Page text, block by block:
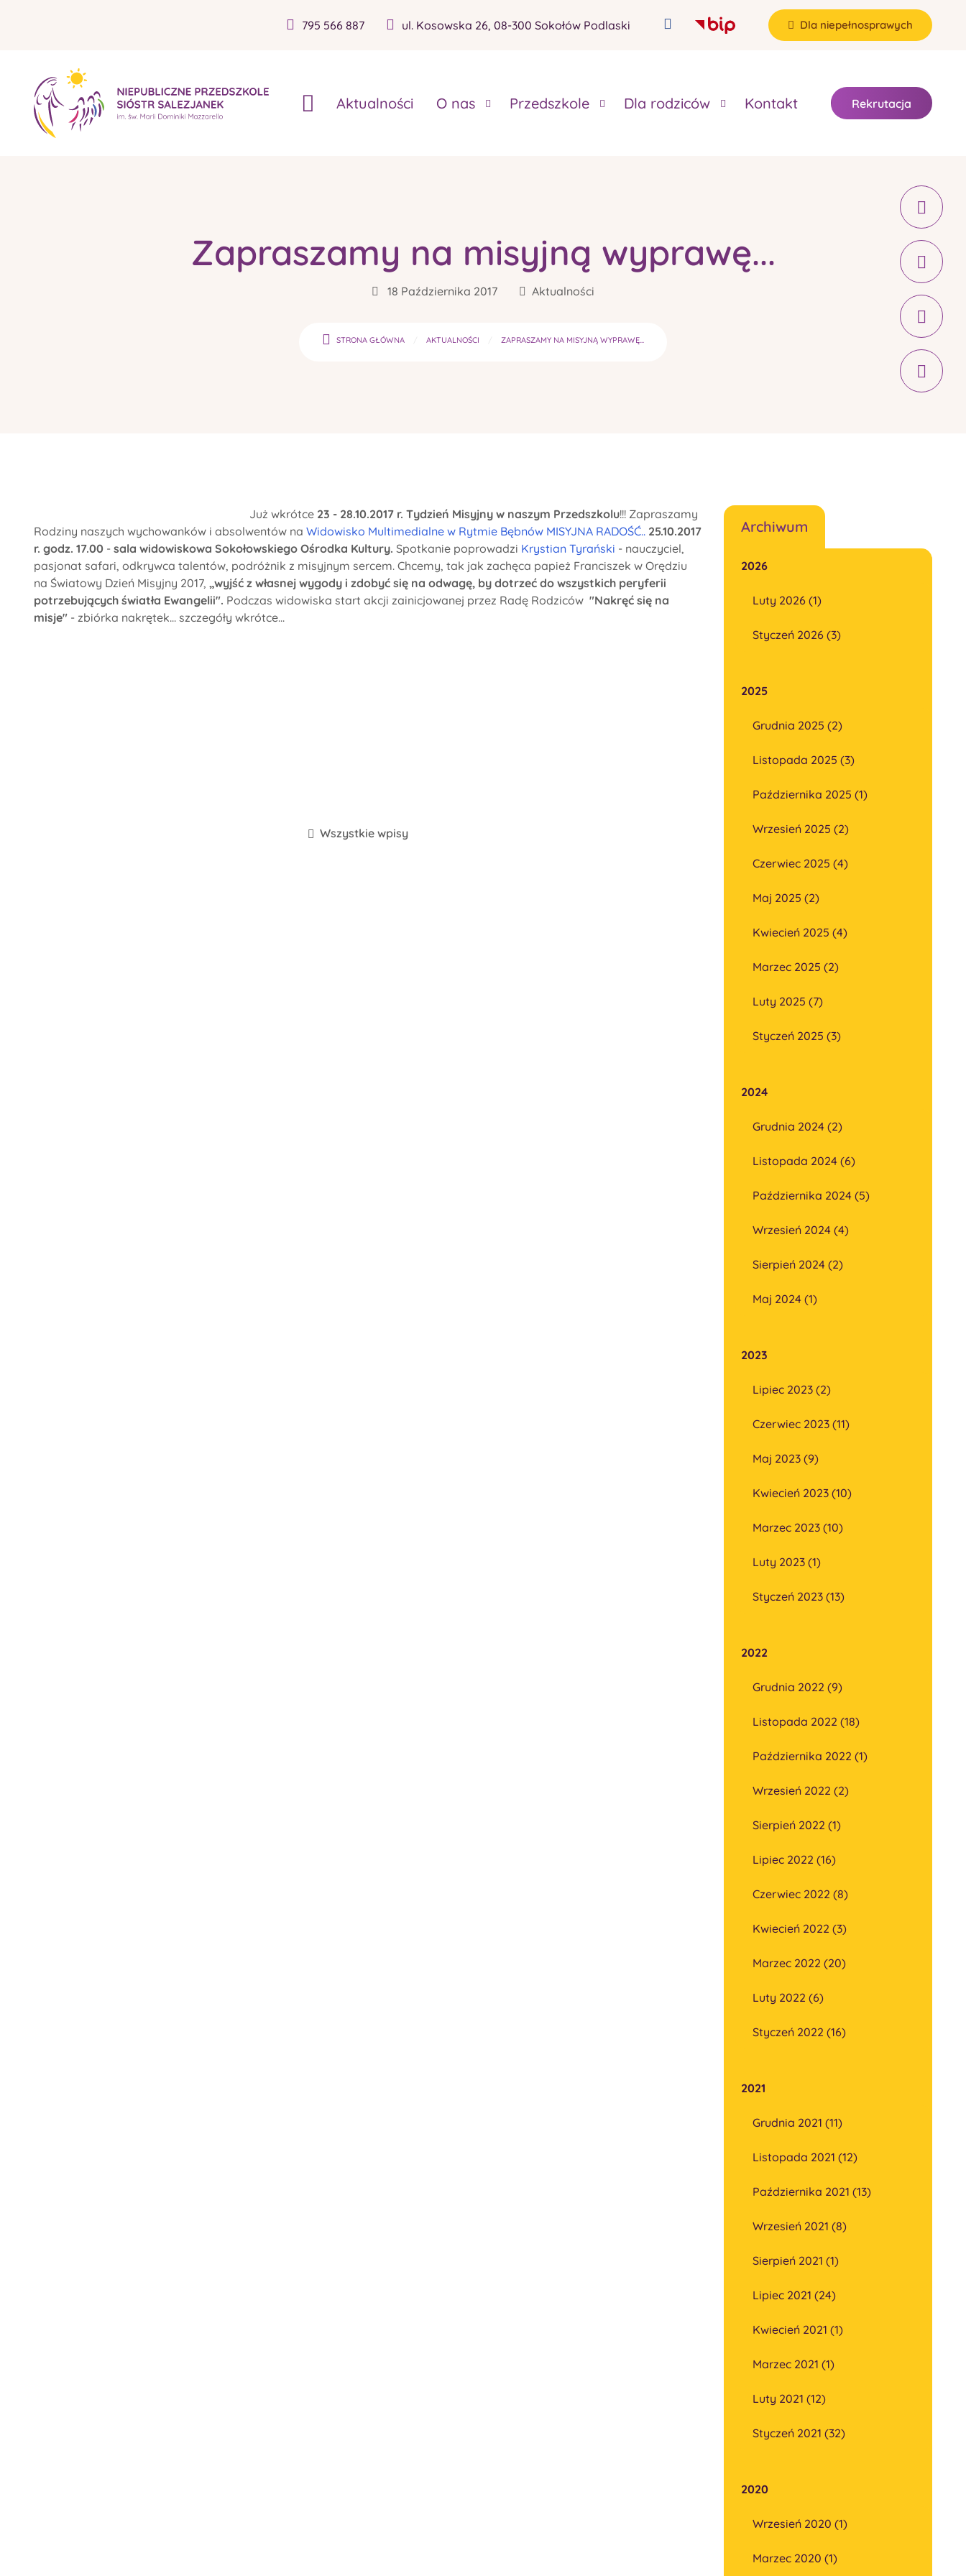
795 566 887 ul. Kosowska 26, 08-300 Sokołów Podlaski Dla niepełnosprawych
Aktualności O nas Przedszkole Dla rodziców Kontakt Rekrutacja
Zapraszamy na misyjną wyprawę...
18 Października 2017 Aktualności
STRONA GŁÓWNA AKTUALNOŚCI ZAPRASZAMY NA MISYJNĄ WYPRAWĘ...
Już wkrótce 23 - 28.10.2017 r. Tydzień Misyjny w naszym Przedszkolu!!! Zapraszamy
Rodziny naszych wychowanków i absolwentów na Widowisko Multimedialne w Rytmie Bębnów MISYJNA RADOŚĆ.. 25.10.2017
r. godz. 17.00 - sala widowiskowa Sokołowskiego Ośrodka Kultury. Spotkanie poprowadzi Krystian Tyrański - nauczyciel,
pasjonat safari, odkrywca talentów, podróżnik z misyjnym sercem. Chcemy, tak jak zachęca papież Franciszek w Orędziu
na Światowy Dzień Misyjny 2017, „wyjść z własnej wygody i zdobyć się na odwagę, by dotrzeć do wszystkich peryferii
potrzebujących światła Ewangelii". Podczas widowiska start akcji zainicjowanej przez Radę Rodziców "Nakręć się na
misje" - zbiórka nakrętek... szczegóły wkrótce...
Wszystkie wpisy
Archiwum
2026
Luty 2026 (1)
Styczeń 2026 (3)
2025
Grudnia 2025 (2)
Listopada 2025 (3)
Października 2025 (1)
Wrzesień 2025 (2)
Czerwiec 2025 (4)
Maj 2025 (2)
Kwiecień 2025 (4)
Marzec 2025 (2)
Luty 2025 (7)
Styczeń 2025 (3)
2024
Grudnia 2024 (2)
Listopada 2024 (6)
Października 2024 (5)
Wrzesień 2024 (4)
Sierpień 2024 (2)
Maj 2024 (1)
2023
Lipiec 2023 (2)
Czerwiec 2023 (11)
Maj 2023 (9)
Kwiecień 2023 (10)
Marzec 2023 (10)
Luty 2023 (1)
Styczeń 2023 (13)
2022
Grudnia 2022 (9)
Listopada 2022 (18)
Października 2022 (1)
Wrzesień 2022 (2)
Sierpień 2022 (1)
Lipiec 2022 (16)
Czerwiec 2022 (8)
Kwiecień 2022 (3)
Marzec 2022 (20)
Luty 2022 (6)
Styczeń 2022 (16)
2021
Grudnia 2021 (11)
Listopada 2021 (12)
Października 2021 (13)
Wrzesień 2021 (8)
Sierpień 2021 (1)
Lipiec 2021 (24)
Kwiecień 2021 (1)
Marzec 2021 (1)
Luty 2021 (12)
Styczeń 2021 (32)
2020
Wrzesień 2020 (1)
Marzec 2020 (1)